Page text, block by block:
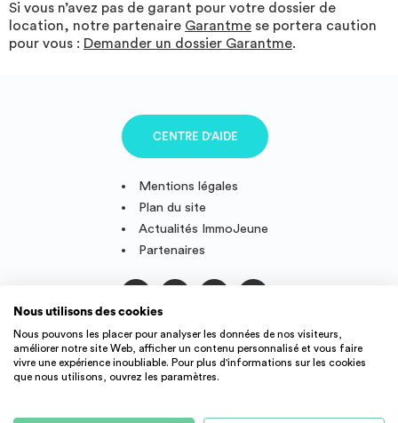
Si vous n’avez pas de garant pour votre dossier de
location, notre partenaire Garantme se portera caution
pour vous : Demander un dossier Garantme.
Mentions légales
Plan du site
Actualités ImmoJeune
Partenaires
CENTRE D'AIDE
Suivez-nous
France.
Nous utilisons des cookies
Nous pouvons les placer pour analyser les données de nos visiteurs,
améliorer notre site Web, afficher un contenu personnalisé et vous faire
vivre une expérience inoubliable. Pour plus d'informations sur les cookies
que nous utilisons, ouvrez les paramètres.